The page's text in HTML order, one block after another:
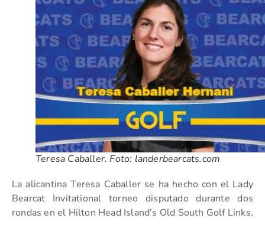
Teresa Caballer. Foto: landerbearcats.com
La alicantina Teresa Caballer se ha hecho con el Lady
Bearcat Invitational torneo disputado durante dos
rondas en el Hilton Head Island’s Old South Golf Links.